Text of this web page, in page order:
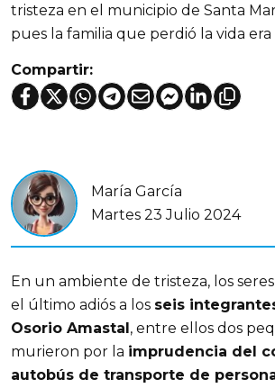
tristeza en el municipio de Santa
pues la familia que perdió la vida
Compartir:
María García
Martes 23 Julio 2024
En un ambiente de tristeza, los
el último adiós a los seis
Osorio Amastal, entre ellos dos
murieron por la imprudencia del
autobús de transporte de